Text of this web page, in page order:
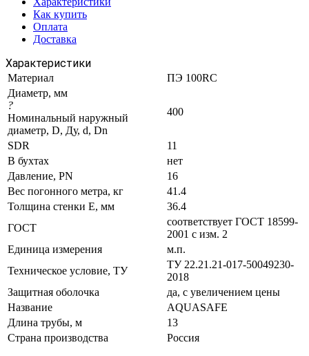
Как купить
Оплата
Доставка
Характеристики
Материал
ПЭ 100RC
Диаметр, мм
?
Номинальный наружный
диаметр, D, Ду, d, Dn
400
SDR
11
В бухтах
нет
Давление, PN
16
Вес погонного метра, кг
41.4
Толщина стенки E, мм
36.4
ГОСТ
соответствует ГОСТ 18599-
2001 с изм. 2
Единица измерения
м.п.
Техническое условие, ТУ
ТУ 22.21.21-017-50049230-
2018
Защитная оболочка
да, с увеличением цены
Название
AQUASAFE
Длина трубы, м
13
Страна производства
Россия